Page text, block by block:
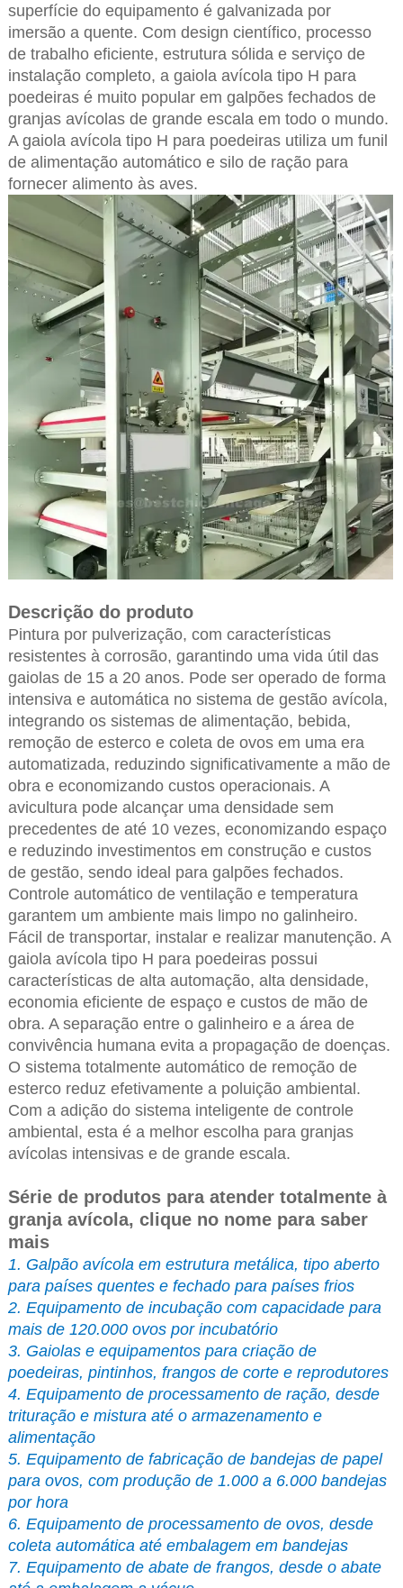
superfície do equipamento é galvanizada por
imersão a quente. Com design científico, processo
de trabalho eficiente, estrutura sólida e serviço de
instalação completo, a gaiola avícola tipo H para
poedeiras é muito popular em galpões fechados de
granjas avícolas de grande escala em todo o mundo.
A gaiola avícola tipo H para poedeiras utiliza um funil
de alimentação automático e silo de ração para
fornecer alimento às aves.
Descrição do produto
Pintura por pulverização, com características
resistentes à corrosão, garantindo uma vida útil das
gaiolas de 15 a 20 anos. Pode ser operado de forma
intensiva e automática no sistema de gestão avícola,
integrando os sistemas de alimentação, bebida,
remoção de esterco e coleta de ovos em uma era
automatizada, reduzindo significativamente a mão de
obra e economizando custos operacionais. A
avicultura pode alcançar uma densidade sem
precedentes de até 10 vezes, economizando espaço
e reduzindo investimentos em construção e custos
de gestão, sendo ideal para galpões fechados.
Controle automático de ventilação e temperatura
garantem um ambiente mais limpo no galinheiro.
Fácil de transportar, instalar e realizar manutenção. A
gaiola avícola tipo H para poedeiras possui
características de alta automação, alta densidade,
economia eficiente de espaço e custos de mão de
obra. A separação entre o galinheiro e a área de
convivência humana evita a propagação de doenças.
O sistema totalmente automático de remoção de
esterco reduz efetivamente a poluição ambiental.
Com a adição do sistema inteligente de controle
ambiental, esta é a melhor escolha para granjas
avícolas intensivas e de grande escala.
Série de produtos para atender totalmente à
granja avícola, clique no nome para saber
mais
1. Galpão avícola em estrutura metálica, tipo aberto
para países quentes e fechado para países frios
2. Equipamento de incubação com capacidade para
mais de 120.000 ovos por incubatório
3. Gaiolas e equipamentos para criação de
poedeiras, pintinhos, frangos de corte e reprodutores
4. Equipamento de processamento de ração, desde
trituração e mistura até o armazenamento e
alimentação
5. Equipamento de fabricação de bandejas de papel
para ovos, com produção de 1.000 a 6.000 bandejas
por hora
6. Equipamento de processamento de ovos, desde
coleta automática até embalagem em bandejas
7. Equipamento de abate de frangos, desde o abate